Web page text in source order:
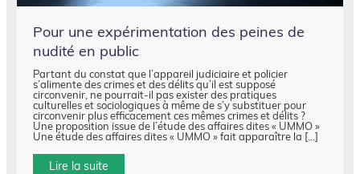
Pour une expérimentation des peines de
nudité en public
Partant du constat que l’appareil judiciaire et policier
s’alimente des crimes et des délits qu’il est supposé
circonvenir, ne pourrait-il pas exister des pratiques
culturelles et sociologiques à même de s’y substituer pour
circonvenir plus efficacement ces mêmes crimes et délits ?
Une proposition issue de l’étude des affaires dites « UMMO »
Une étude des affaires dites « UMMO » fait apparaître la […]
Lire la suite